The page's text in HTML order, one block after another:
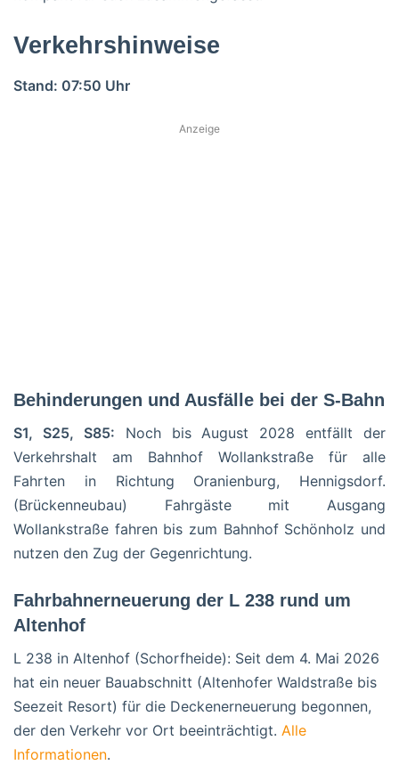
Verkehrshinweise
Stand: 07:50 Uhr
Anzeige
Behinderungen und Ausfälle bei der S-Bahn
S1, S25, S85: Noch bis August 2028 entfällt der
Verkehrshalt am Bahnhof Wollankstraße für alle
Fahrten in Richtung Oranienburg, Hennigsdorf.
(Brückenneubau) Fahrgäste mit Ausgang
Wollankstraße fahren bis zum Bahnhof Schönholz und
nutzen den Zug der Gegenrichtung.
Fahrbahnerneuerung der L 238 rund um
Altenhof
L 238 in Altenhof (Schorfheide): Seit dem 4. Mai 2026
hat ein neuer Bauabschnitt (Altenhofer Waldstraße bis
Seezeit Resort) für die Deckenerneuerung begonnen,
der den Verkehr vor Ort beeinträchtigt. Alle
Informationen.